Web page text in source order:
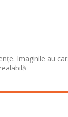
Imaginile au